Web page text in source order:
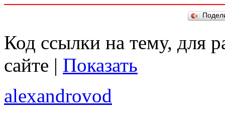
Код ссылки на тему, для
сайте | Показать
alexandrovod